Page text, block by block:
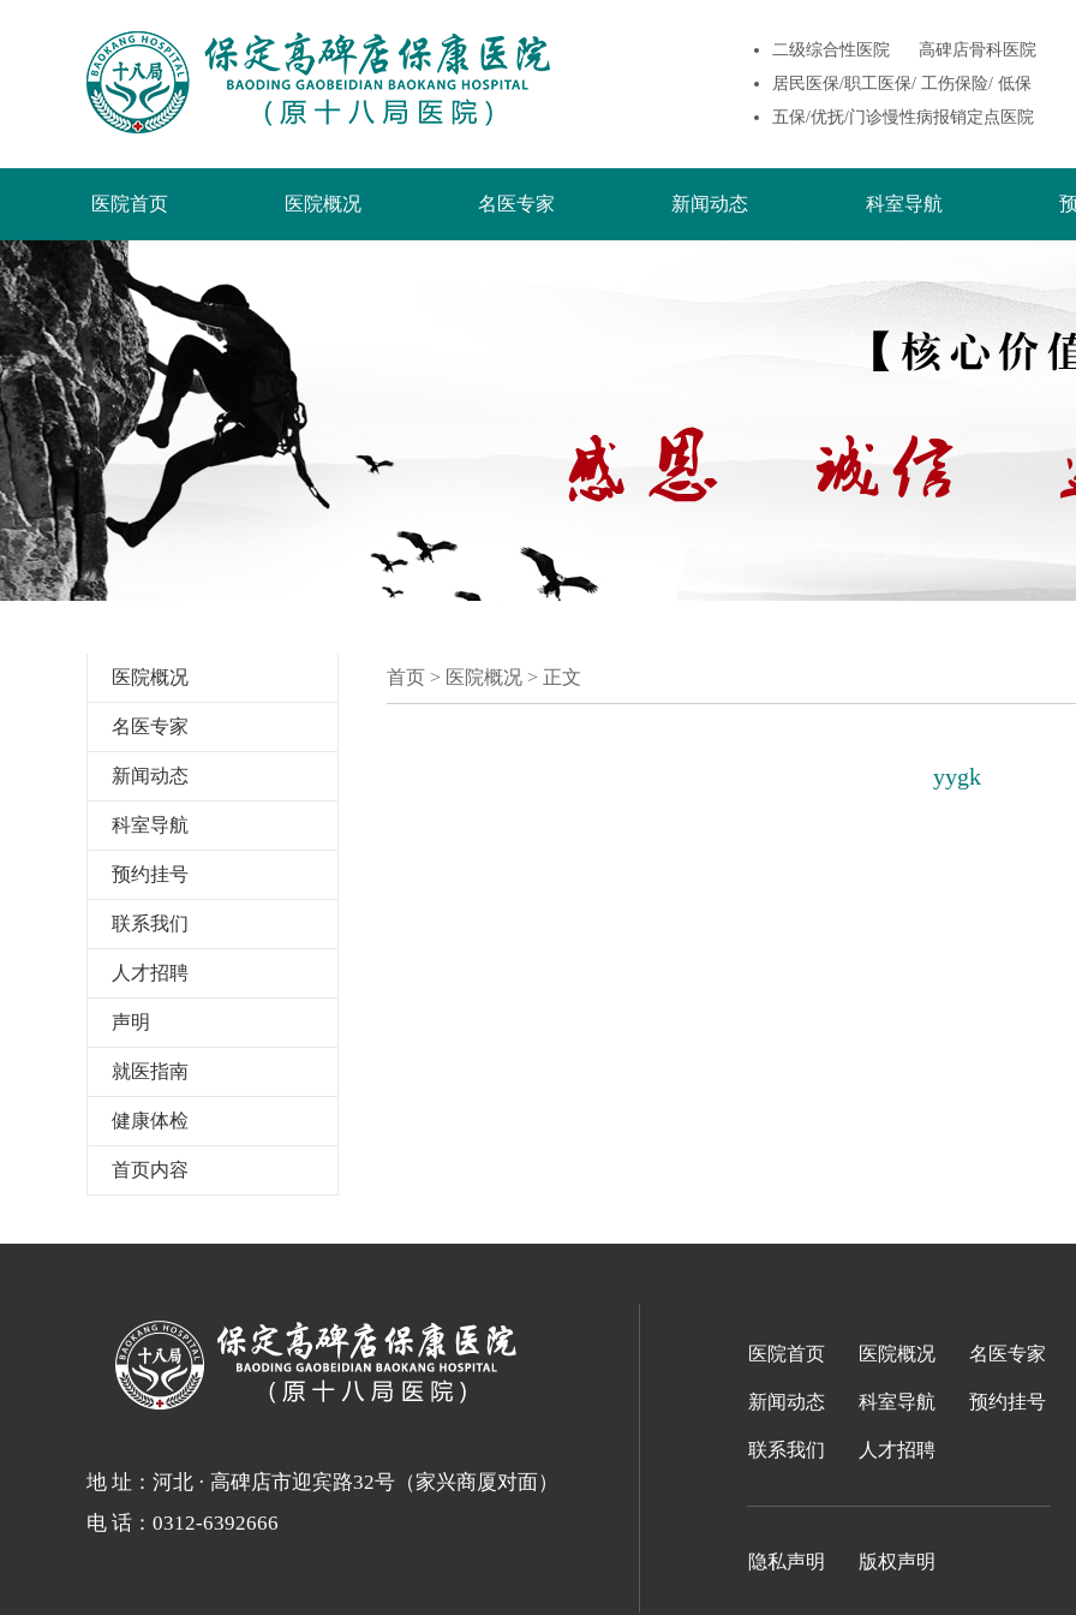
二级综合性医院 高碑店骨科医院
居民医保/职工医保/ 工伤保险/ 低保
五保/优抚/门诊慢性病报销定点医院
医院首页 医院概况 名医专家 新闻动态 科室导航
医院概况
名医专家
新闻动态
科室导航
预约挂号
联系我们
人才招聘
声明
就医指南
健康体检
首页内容
首页 > 医院概况 > 正文
yygk
地 址：河北 · 高碑店市迎宾路32号（家兴商厦对面）
电 话：0312-6392666
医院首页 医院概况 名医专家
新闻动态 科室导航 预约挂号
联系我们 人才招聘
隐私声明 版权声明